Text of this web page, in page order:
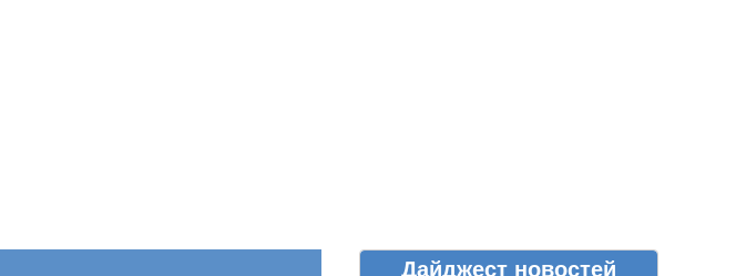
ДАЙДЖЕСТ НОВОСТЕЙДайджест новостей